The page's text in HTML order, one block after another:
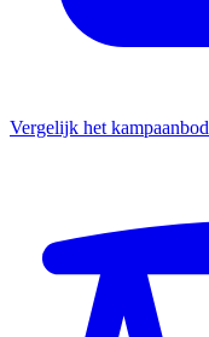
Vergelijk het